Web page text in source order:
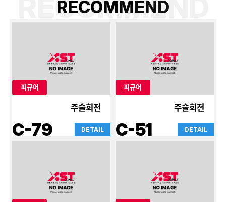
RECOMMEND
피규어
주술회전
C-79 DETAIL
피규어
주술회전
C-51 DETAIL